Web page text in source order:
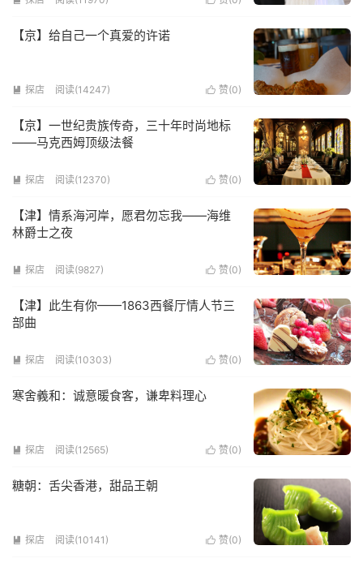
【京】给自己一个真爱的许诺
 赞(0)
 探店 阅读(14247)
【京】一世纪贵族传奇，三十年时尚地标
——马克西姆顶级法餐
 赞(0)
 探店 阅读(12370)
【津】情系海河岸，愿君勿忘我——海维
林爵士之夜
 赞(0)
 探店 阅读(9827)
【津】此生有你——1863西餐厅情人节三
部曲
 赞(0)
 探店 阅读(10303)
寒舍義和：诚意暖食客，谦卑料理心
 赞(0)
 探店 阅读(12565)
糖朝：舌尖香港，甜品王朝
 赞(0)
 探店 阅读(10141)